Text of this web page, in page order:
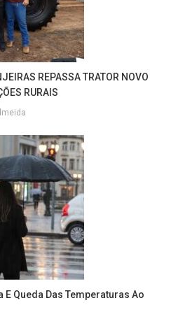
REPASSA TRATOR NOVO
RURAIS
E Queda Das Temperaturas Ao